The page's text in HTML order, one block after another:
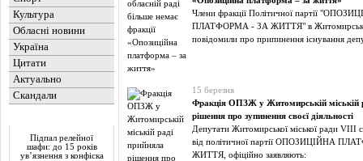
Культура
Обласні новини
Україна
Цитати
Актуально
Скандали
Підпал релейної
шафи: до 15 років
ув’язнення з конфіска
Члени фракції Політичної партії
ПЛАТФОРМА - ЗА ЖИТТЯ" в Житомирській
повідомили про припинення існування
15 березня
Фракція ОПЗЖ у Житомирській міській
рішення про зупинення своєї діяльності
Депутати Житомирської міської ради VІІІ
від політичної партії ОПОЗИЦІЙНА
ЖИТТЯ, офіційно заявляють: